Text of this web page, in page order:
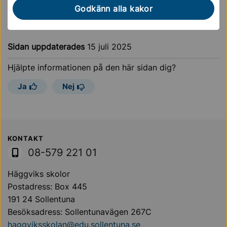
Godkänn alla kakor
digitala verktyg.
Sidan uppdaterades 15 juli 2025
Hjälpte informationen på den här sidan dig?
Ja Nej
Sollentuna Kommun
KONTAKT
08-579 221 01
Häggviks skolor
Postadress: Box 445
191 24 Sollentuna
Besöksadress: Sollentunavägen 267C
haggviksskolan@edu.sollentuna.se